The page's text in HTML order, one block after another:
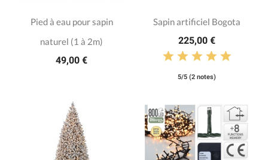
Pied à eau pour sapin
naturel (1 à 2m)
49,00 €
Sapin artificiel Bogota
225,00 €
5/5 (2 notes)